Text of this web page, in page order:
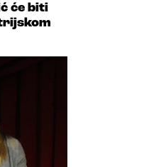
će biti